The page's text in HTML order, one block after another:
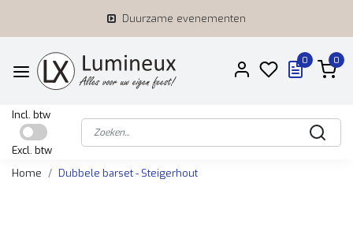
Duurzame evenementen
0 0
Incl. btw
Excl. btw
Home
Dubbele barset - Steigerhout